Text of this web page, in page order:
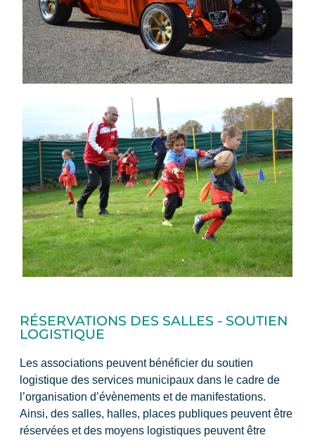
RÉSERVATIONS DES SALLES - SOUTIEN
LOGISTIQUE
Les associations peuvent bénéficier du soutien
logistique des services municipaux dans le cadre de
l’organisation d’évènements et de manifestations.
Ainsi, des salles, halles, places publiques peuvent être
réservées et des moyens logistiques peuvent être